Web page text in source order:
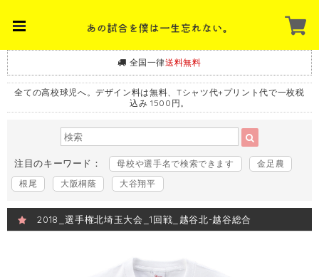
全国一律送料無料
全ての高校球児へ。デザイン料は無料、Tシャツ代+プリント代で一枚税
込み 1500円。
注目のキーワード： 母校や選手名で検索できます
金足農
根尾
大阪桐蔭 大谷翔平
2018_選手権北埼玉大会_1回戦_越谷北-越谷総合